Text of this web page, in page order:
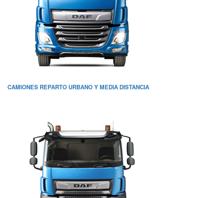
CAMIONES REPARTO URBANO Y MEDIA DISTANCIA